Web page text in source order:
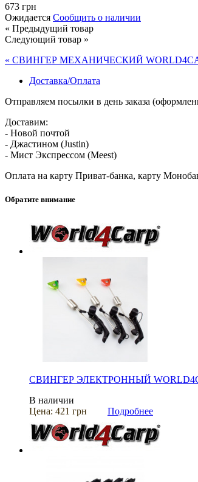
673 грн
Ожидается Сообщить о наличии
« Предыдущий товар
Следующий товар »
« СВИНГЕР МЕХАНИЧЕСКИЙ
Доставка/Оплата
Отправляем посылки в день заказа
Доставим:
- Новой почтой
- Джастином (Justin)
- Мист Экспрессом (Meest)
Оплата на карту Приват-банка, карту
Обратите внимание
СВИНГЕР ЭЛЕКТРОННЫЙ
В наличии
Цена: 421 грн Подробнее